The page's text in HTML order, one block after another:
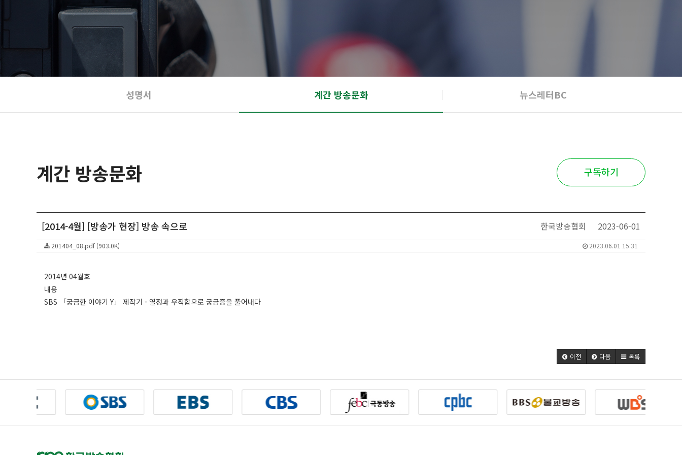
성명서 계간 방송문화 뉴스레터BC
계간 방송문화 구독하기
[2014-4월] [방송가 현장] 방송 속으로 한국방송협회 2023-06-01
2023.06.01 15:31
201404_08.pdf (903.0K)
2014년 04월호
내용
SBS 「궁금한 이야기 Y」 제작기 - 열정과 우직함으로 궁금증을 풀어내다
이전 다음 목록